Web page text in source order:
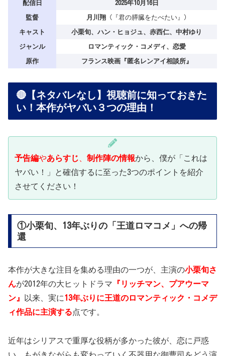
配信日 2025年10月16日
監督 月川翔 (『君の膵臓をたべたい』)
キャスト 小栗旬、ハン・ヒョジュ、赤西仁、中村ゆり
ジャンル ロマンティック・コメディ、恋愛
原作 フランス映画『匿名レンアイ相談所』
🔴【ネタバレなし】視聴前に知っておきた
い！本作がヤバい３つの理由！
予告編やあらすじ 制作陣の情報から、僕が「これは
ヤバい！」と確信するに至った3つのポイントを紹介
させてください！
①小栗旬、13年ぶりの「王道ロマコメ」への帰
還
本作が大きな注目を集める理由の一つが、主演の小栗旬さ
んが2012年の大ヒットドラマ 『リッチマン、プアウーマ
ン』
以来、実に13年ぶりに王道のロマンティック・コメデ
ィ作品に主演する点です。
近年はシリアスで重厚な役柄が多かった彼が、恋に戸惑